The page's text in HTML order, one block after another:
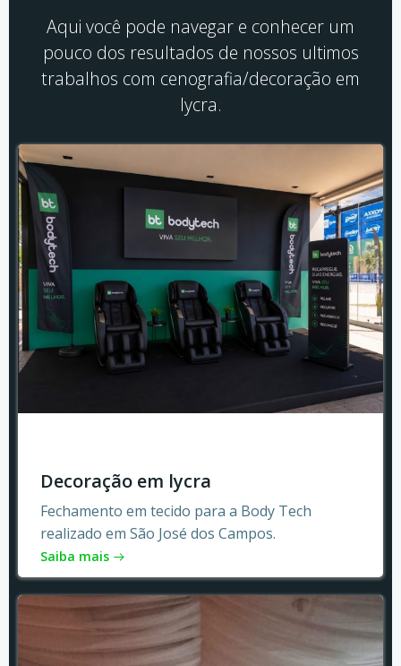
Aqui você pode navegar e conhecer um
pouco dos resultados de nossos ultimos
trabalhos com cenografia/decoração em
lycra.
Decoração em lycra
Fechamento em tecido para a Body Tech
realizado em São José dos Campos.
Saiba mais